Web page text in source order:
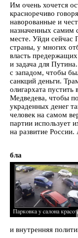
Им очень хочется
красноречиво
наворованные и
назначенных самим
месте. Уйди сейчас
страны, у многих
власть
и задача для
с западом, чтобы
санкций деньги.
олигархата
Медведева, чтобы
украденных денег
человек на самом
партии использует
на развитие
бла
и внутренняя